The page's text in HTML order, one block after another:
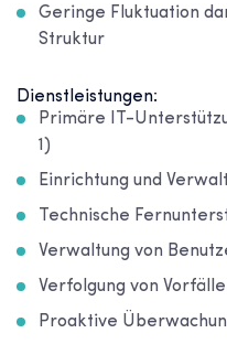
Geringe Fluktuation
Struktur
Dienstleistungen:
Primäre IT-
1)
Einrichtung und
Technische
Verwaltung von
Verfolgung von
Proaktive